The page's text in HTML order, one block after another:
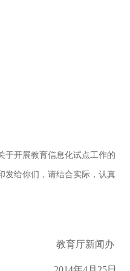
于开展教育信息化试点工作的
发给你们，请结合实际，认真
教育厅新闻办